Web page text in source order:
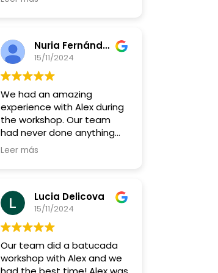
Nuria Fernández Giacometti
15/11/2024
We had an amazing
experience with Alex during
the workshop. Our team
had never done anything
like this before, but Alex
What really stood out was
how he got us all to really
listen to each other—it was
a great way to build
teamwork and connect in a
Leer más
Lucia Delicova
15/11/2024
Our team did a batucada
workshop with Alex and we